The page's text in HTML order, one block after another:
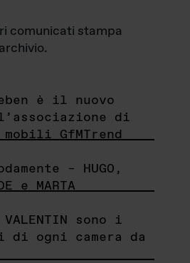
comunicati stampa
è il nuovo
di
GfMTrend
– HUGO,
e MARTA
VALENTIN sono i
di ogni camera da